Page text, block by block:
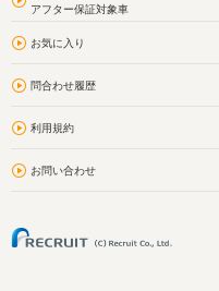
アフター保証対象車
お気に入り
問合わせ履歴
利用規約
お問い合わせ